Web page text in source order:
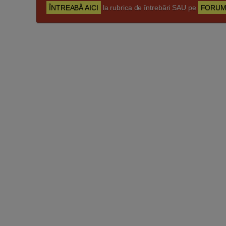
ÎNTREABĂ AICI
la rubrica de întrebări SAU pe